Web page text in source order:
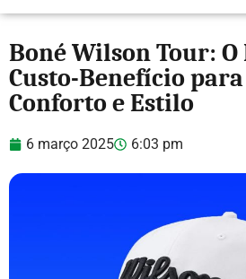
Boné Wilson Tour:
Custo-Benefício
Conforto e Estilo
6 março 2025 6:03 pm